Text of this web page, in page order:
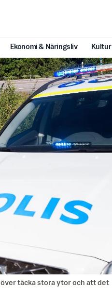
Ekonomi & Näringsliv Kultur
täcka stora ytor och att det